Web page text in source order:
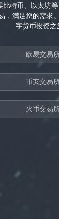
比特币、以太坊
，满足您的需求
字货币投资之
欧易交易
币安交易
火币交易